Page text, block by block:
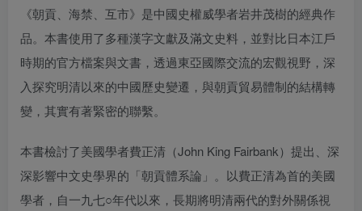
《朝貢、海禁、互市》是中國史權威學者岩井茂樹的經典作
品。本書使用了多種漢字文獻及滿文史料，並對比日本江戶
時期的官方檔案與文書，透過東亞國際交流的宏觀視野，深
入探究明清以來的中國歷史變遷，與朝貢貿易體制的結構轉
變，其實有著緊密的聯繫。
本書檢討了美國學者費正清（John King Fairbank）提出、深
深影響中文史學界的「朝貢體系論」。以費正清為首的美國
學者，自一九七○年代以來，長期將明清兩代的對外關係視